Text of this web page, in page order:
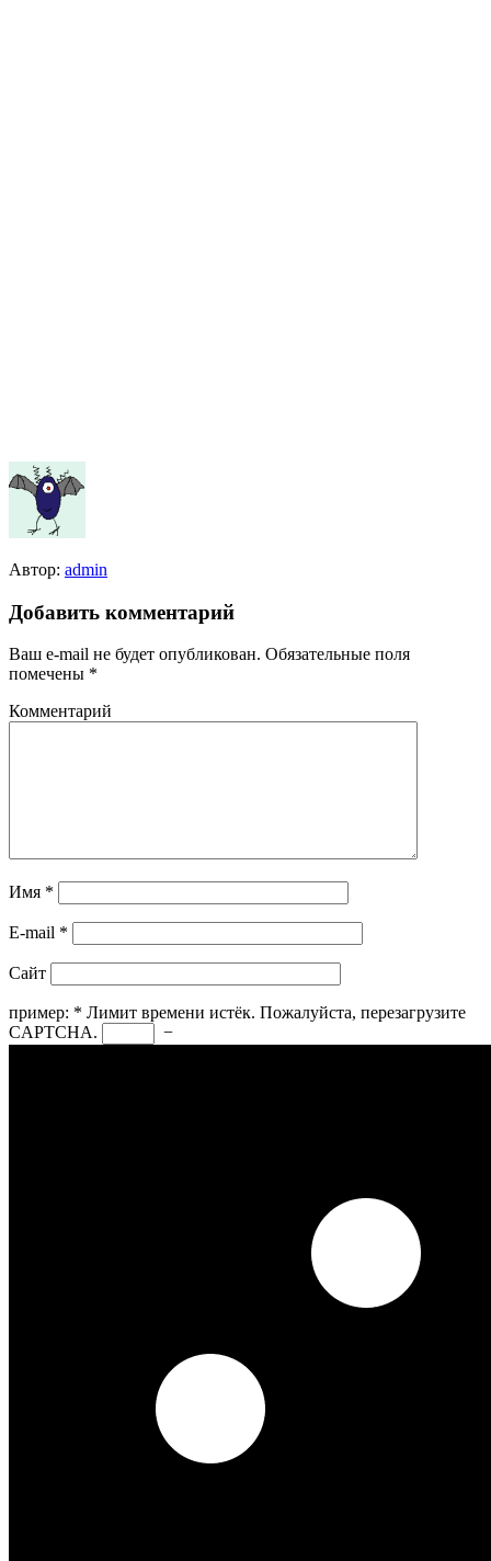
Автор: admin
Добавить комментарий
Ваш e-mail не будет опубликован. Обязательные поля
помечены *
Комментарий
Имя *
E-mail *
Сайт
пример: * Лимит времени истёк. Пожалуйста, перезагрузите
CAPTCHA.
−